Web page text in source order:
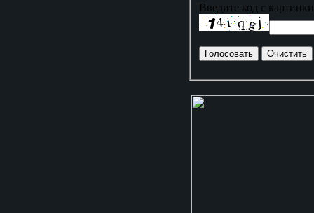
Введите код с картинки